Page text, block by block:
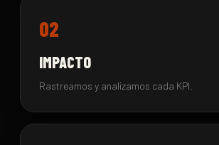
02
IMPACTO
Rastreamos y analizamos cada KPI.